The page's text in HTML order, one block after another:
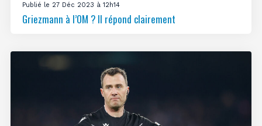
Publié le 27 Déc 2023 à 12h14
Griezmann à l’OM ? Il répond clairement